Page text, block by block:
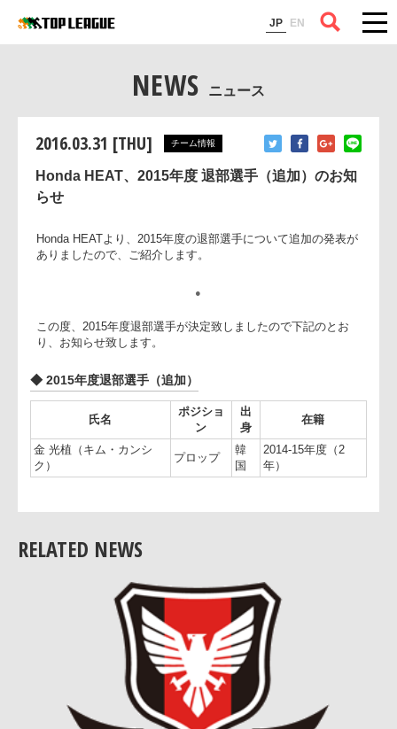
JP EN
コラム
NEWS ニュース
2016.03.31 [THU] チーム情報
Honda HEAT、2015年度 退部選手（追加）のお知
らせ
Honda HEATより、2015年度の退部選手について追加の発表が
●
り、お知らせ致します。
◆ 2015年度退部選手（追加）
ポジショ
ン
出
身
RELATED NEWS